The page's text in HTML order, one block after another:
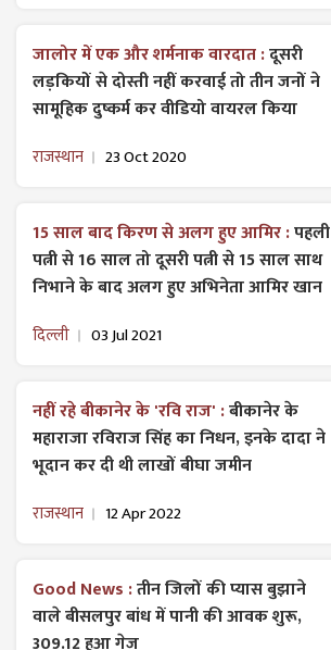
जालोर में एक और शर्मनाक वारदात :दूसरी
लड़कियों से दोस्ती नहीं करवाई तो तीन जनों ने
सामूहिक दुष्कर्म कर वीडियो वायरल किया
राजस्थान 23 Oct 2020
15 साल बाद किरण से अलग हुए आमिर :पहली
पत्नी से 16 साल तो दूसरी पत्नी से 15 साल साथ
निभाने के बाद अलग हुए अभिनेता आमिर खान
दिल्ली 03 Jul 2021
नहीं रहे बीकानेर के 'रवि राज' :बीकानेर के
महाराजा रविराज सिंह का निधन, इनके दादा ने
भूदान कर दी थी लाखों बीघा जमीन
राजस्थान 12 Apr 2022
Good News :तीन जिलों की प्यास बुझाने
वाले बीसलपुर बांध में पानी की आवक शुरू,
309.12 हुआ गेज